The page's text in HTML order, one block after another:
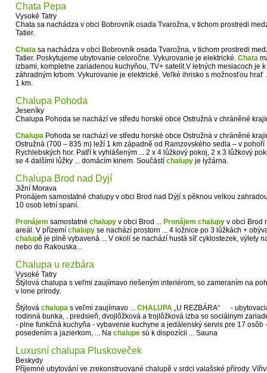
Chata Pepa
Vysoké Tatry
Chata sa nachádza v obci Bobrovník osada Tvarožna, v tichom prostredi
Tatier.
Chata sa nachádza v obci Bobrovník osada Tvarožna, v tichom prostredi
Tatier. Poskytujeme ubytovanie celoročne. Vykurovanie je elektrické. Chata
izbami, kompletne zariadenou kuchyňou, TV+ satelit.V letných mesiacoch je
záhradným krbom. Vykurovanie je elektrické. Veľké ihrisko s možnosťou hrať
1 km.
Chalupa Pohoda
Jeseníky
Chalupa Pohoda se nachází ve středu horské obce Ostružná v chráněné
Chalupa Pohoda se nachází ve středu horské obce Ostružná v chráněné
Ostružná (700 – 835 m) leží 1 km západně od Ramzovského sedla – v
Rychlebských hor. Patří k vyhlášeným ... 2 x 4 lůžkový pokoj, 2 x 3 lůžkový
se 4 dalšími lůžky ... domácím kinem. Součástí chalupy je lyžárna.
Chalupa Brod nad Dyjí
Jižní Morava
Pronájem samostatné chalupy v obci Brod nad Dýjí s pěknou velkou
10 osob letní spaní.
Pronájem samostatné chalupy v obci Brod ... Pronájem chalupy v obci Brod
areál. V přízemí chalupy se nachází prostorn ... 4 ložnice po 3 lůžkách +
chalupě je plně vybavená ... V okolí se nachází hustá síť cyklostezek, výlety
nebo do Rakouska...
Chalupa u rezbára
Vysoké Tatry
Štýlová chalupa s veľmi zaujímavo riešeným interiérom, so zameraním na
v lone prírody.
Štýlová chalupa s veľmi zaujímavo ... CHALUPA „U REZBÁRA“ -
rodinná bunka, . predsieň, dvojlôžková a trojlôžková izba so sociálnym
- plne funkčná kuchyňa - vybavenie kuchyne a jedálenský servis pre 17 osôb
posedením a jazierkom, ... Na chalupe sú k dispozícii ... Sauna
Luxusní chalupa Pluskoveček
Beskydy
Příjemné ubytování ve zrekonstruované chalupě v srdci valašské přírody.